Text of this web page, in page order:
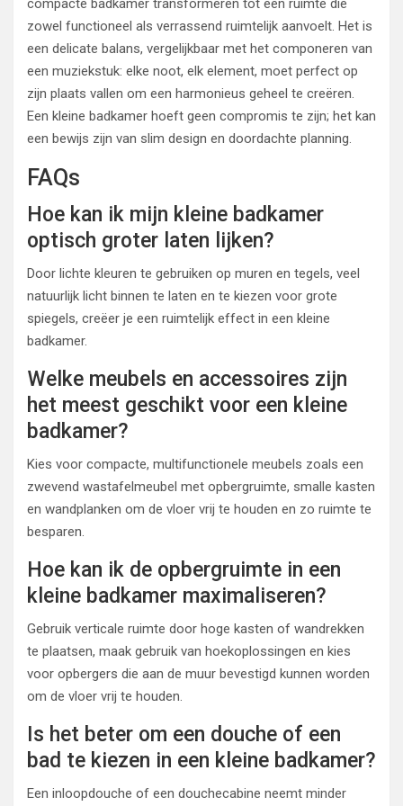
compacte badkamer transformeren tot een ruimte die
zowel functioneel als verrassend ruimtelijk aanvoelt. Het is
een delicate balans, vergelijkbaar met het componeren van
een muziekstuk: elke noot, elk element, moet perfect op
zijn plaats vallen om een harmonieus geheel te creëren.
Een kleine badkamer hoeft geen compromis te zijn; het kan
een bewijs zijn van slim design en doordachte planning.
FAQs
Hoe kan ik mijn kleine badkamer
optisch groter laten lijken?
Door lichte kleuren te gebruiken op muren en tegels, veel
natuurlijk licht binnen te laten en te kiezen voor grote
spiegels, creëer je een ruimtelijk effect in een kleine
badkamer.
Welke meubels en accessoires zijn
het meest geschikt voor een kleine
badkamer?
Kies voor compacte, multifunctionele meubels zoals een
zwevend wastafelmeubel met opbergruimte, smalle kasten
en wandplanken om de vloer vrij te houden en zo ruimte te
besparen.
Hoe kan ik de opbergruimte in een
kleine badkamer maximaliseren?
Gebruik verticale ruimte door hoge kasten of wandrekken
te plaatsen, maak gebruik van hoekoplossingen en kies
voor opbergers die aan de muur bevestigd kunnen worden
om de vloer vrij te houden.
Is het beter om een douche of een
bad te kiezen in een kleine badkamer?
Een inloopdouche of een douchecabine neemt minder